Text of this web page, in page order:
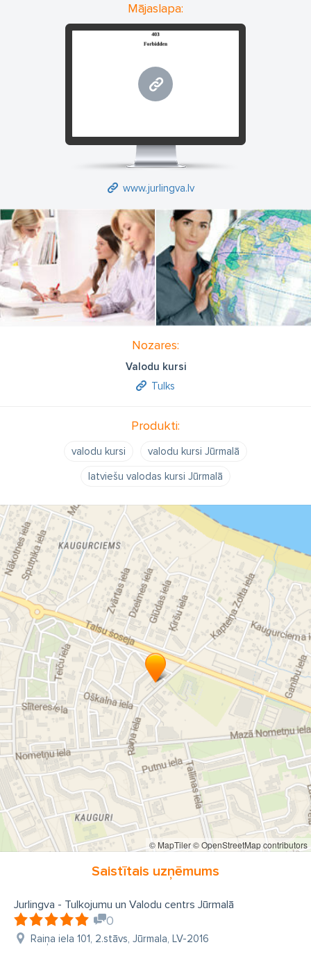
Mājaslapa:
www.jurlingva.lv
Nozares:
Valodu kursi
Tulks
Produkti:
valodu kursi
valodu kursi Jūrmalā
latviešu valodas kursi Jūrmalā
© MapTiler© OpenStreetMap contributors
Saistītais uzņēmums
Jurlingva - Tulkojumu un Valodu centrs Jūrmalā
0
Raiņa iela 101, 2.stāvs, Jūrmala, LV-2016